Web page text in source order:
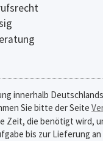
innerhalb
Sie bitte der Seite
Zeit, die benötigt wird,
bis zur Lieferung an